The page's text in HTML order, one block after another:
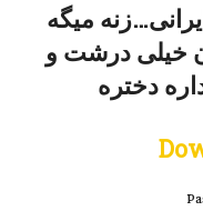
میگه
خیلی درشت و
دختره